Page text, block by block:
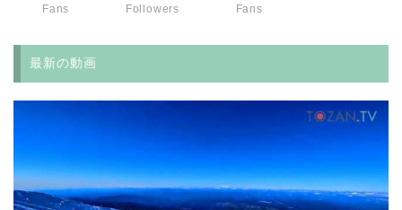
Fans Followers Fans
最新の動画